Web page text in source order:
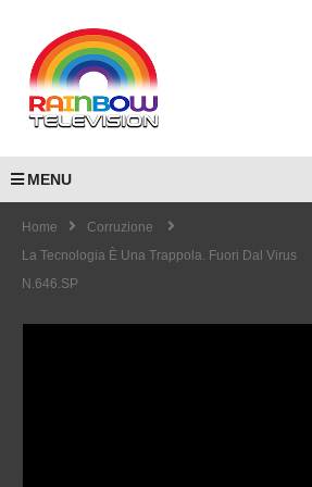
MENU
Home
Corruzione
La Tecnologia È Una Trappola. Fuori Dal Virus
N.646.SP